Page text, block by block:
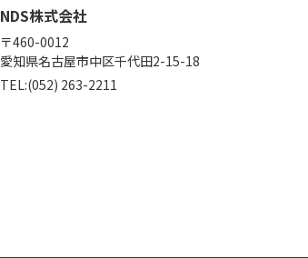
NDS株式会社
〒460-0012
愛知県名古屋市中区千代田2-15-18
TEL:(052) 263-2211